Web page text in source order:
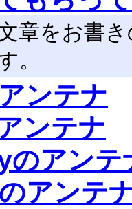
章をお書
。
ンテナ
ンテナ
アンテ
アンテ